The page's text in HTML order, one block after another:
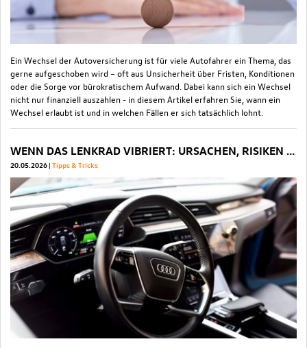
Ein Wechsel der Autoversicherung ist für viele Autofahrer ein Thema, das
gerne aufgeschoben wird – oft aus Unsicherheit über Fristen, Konditionen
oder die Sorge vor bürokratischem Aufwand. Dabei kann sich ein Wechsel
nicht nur finanziell auszahlen - in diesem Artikel erfahren Sie, wann ein
Wechsel erlaubt ist und in welchen Fällen er sich tatsächlich lohnt.
WENN DAS LENKRAD VIBRIERT: URSACHEN, RISIKEN UND WAS JETZT ZU TUN IST
20.05.2026 Tipps & Tricks